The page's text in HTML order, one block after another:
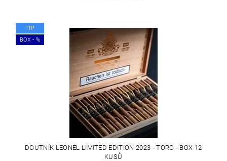
TIP
BOX - %
DOUTNÍK LEONEL LIMITED EDITION 2023 - TORO - BOX 12
KUSŮ